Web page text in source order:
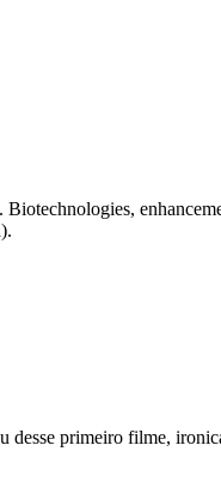
desse primeiro filme,